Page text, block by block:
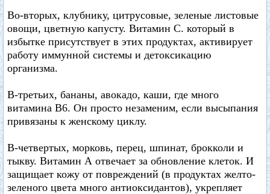
Во-вторых, клубнику, цитрусовые, зеленые листовые
овощи, цветную капусту. Витамин С. который в
избытке присутствует в этих продуктах, активирует
работу иммунной системы и детоксикацию
организма.
В-третьих, бананы, авокадо, каши, где много
витамина В6. Он просто незаменим, если высыпания
привязаны к женскому циклу.
В-четвертых, морковь, перец, шпинат, брокколи и
тыкву. Витамин А отвечает за обновление клеток. И
защищает кожу от повреждений (в продуктах желто-
зеленого цвета много антиоксидантов), укрепляет